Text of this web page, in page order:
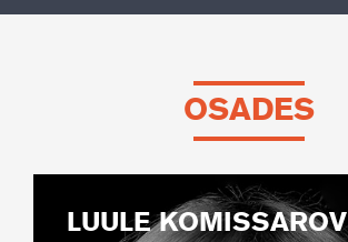
OSADES
LUULE KOMISSAROV